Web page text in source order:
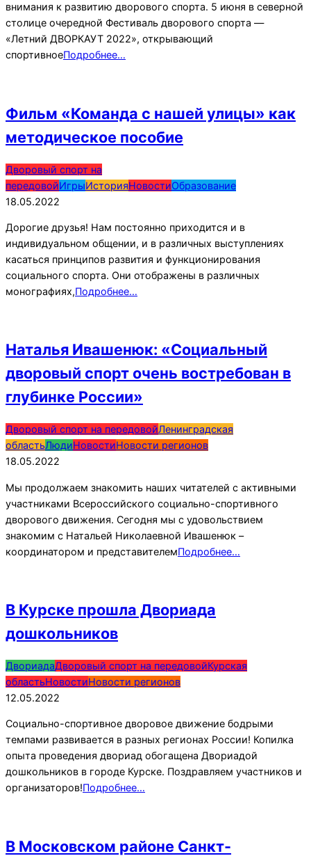
внимания к развитию дворового спорта. 5 июня в северной
столице очередной Фестиваль дворового спорта —
«Летний ДВОРКАУТ 2022», открывающий
спортивноеПодробнее…
Фильм «Команда с нашей улицы» как
методическое пособие
2022-
05-
18
Дворовый спорт на
передовойИгрыИсторияНовостиОбразование
18.05.2022
Дорогие друзья! Нам постоянно приходится и в
индивидуальном общении, и в различных выступлениях
касаться принципов развития и функционирования
социального спорта. Они отображены в различных
монографиях,Подробнее…
Наталья Ивашенюк: «Социальный
дворовый спорт очень востребован в
глубинке России»
2022-
05-
18
Дворовый спорт на передовойЛенинградская
областьЛюдиНовостиНовости регионов
18.05.2022
Мы продолжаем знакомить наших читателей с активными
участниками Всероссийского социально-спортивного
дворового движения. Сегодня мы с удовольствием
знакомим с Натальей Николаевной Ивашенюк –
координатором и представителемПодробнее…
В Курске прошла Двориада
дошкольников
2022-
05-
12
ДвориадаДворовый спорт на передовойКурская
областьНовостиНовости регионов
12.05.2022
Социально-спортивное дворовое движение бодрыми
темпами развивается в разных регионах России! Копилка
опыта проведения двориад обогащена Двориадой
дошкольников в городе Курске. Поздравляем участников и
организаторов!Подробнее…
В Московском районе Санкт-